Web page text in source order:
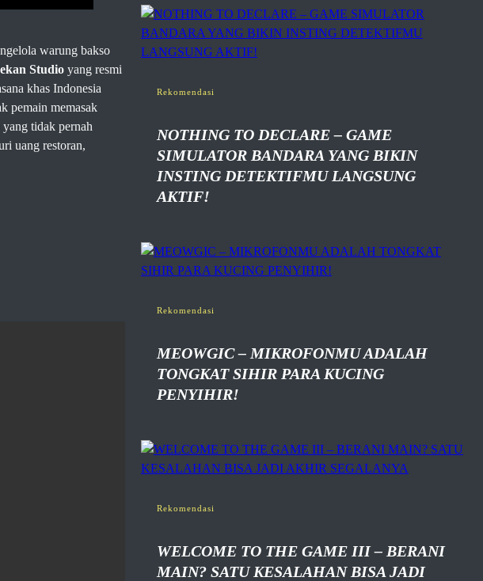
warung bakso
Studio yang resmi
khas Indonesia
pemain memasak
tidak pernah
uang restoran,
Rekomendasi
NOTHING TO DECLARE – GAME
SIMULATOR BANDARA YANG BIKIN
INSTING DETEKTIFMU LANGSUNG
AKTIF!
Rekomendasi
MEOWGIC – MIKROFONMU ADALAH
TONGKAT SIHIR PARA KUCING
PENYIHIR!
Rekomendasi
WELCOME TO THE GAME III – BERANI
MAIN? SATU KESALAHAN BISA JADI